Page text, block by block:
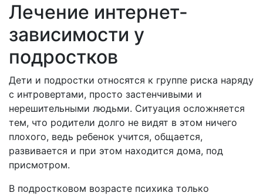
Лечение интернет-
зависимости у
подростков
Дети и подростки относятся к группе риска наряду
с интровертами, просто застенчивыми и
нерешительными людьми. Ситуация осложняется
тем, что родители долго не видят в этом ничего
плохого, ведь ребенок учится, общается,
развивается и при этом находится дома, под
присмотром.
В подростковом возрасте психика только